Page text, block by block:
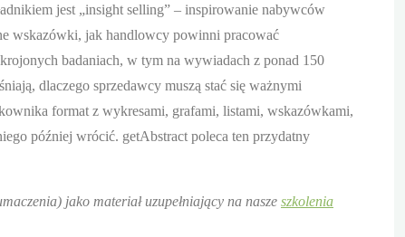
jest „insight selling” – inspirowanie nabywców
wskazówki, jak handlowcy powinni pracować
badaniach, w tym na wywiadach z ponad 150
dlaczego sprzedawcy muszą stać się ważnymi
format z wykresami, grafami, listami, wskazówkami,
później wrócić. getAbstract poleca ten przydatny
jako materiał uzupełniający na nasze szkolenia